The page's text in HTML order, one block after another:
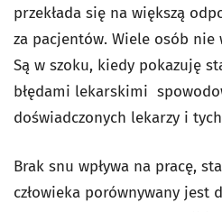
przekłada się na większą
za pacjentów. Wiele osób nie
Są w szoku, kiedy pokazuję
błędami lekarskimi
doświadczonych lekarzy i
Brak snu wpływa na pracę,
człowieka porównywany jest